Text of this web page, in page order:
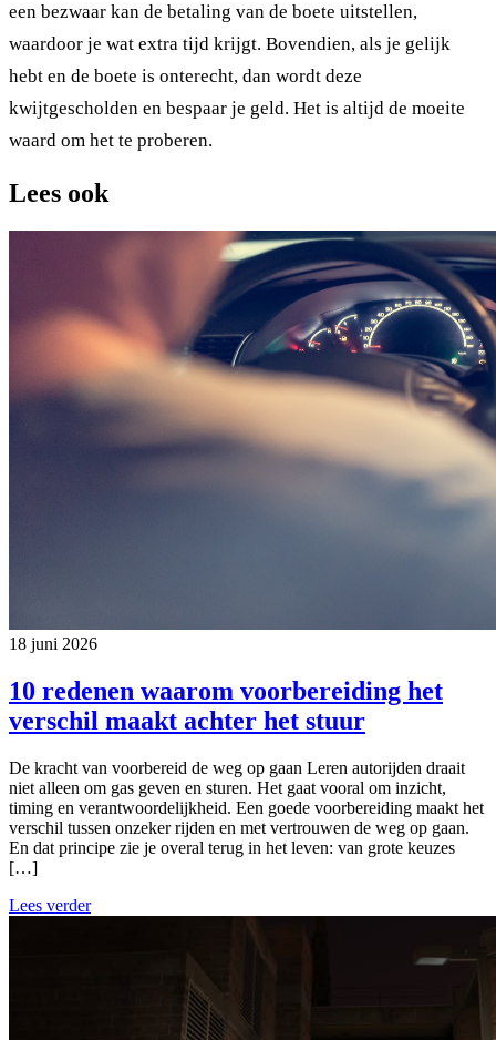
een bezwaar kan de betaling van de boete uitstellen,
waardoor je wat extra tijd krijgt. Bovendien, als je gelijk
hebt en de boete is onterecht, dan wordt deze
kwijtgescholden en bespaar je geld. Het is altijd de moeite
waard om het te proberen.
Lees ook
18 juni 2026
10 redenen waarom voorbereiding het
verschil maakt achter het stuur
De kracht van voorbereid de weg op gaan Leren autorijden draait
niet alleen om gas geven en sturen. Het gaat vooral om inzicht,
timing en verantwoordelijkheid. Een goede voorbereiding maakt het
verschil tussen onzeker rijden en met vertrouwen de weg op gaan.
En dat principe zie je overal terug in het leven: van grote keuzes
[…]
Lees verder